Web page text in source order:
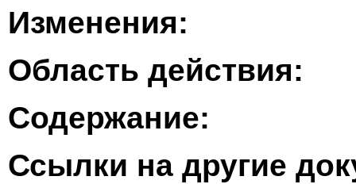
Изменения:
Область действия:
Содержание:
Ссылки на другие